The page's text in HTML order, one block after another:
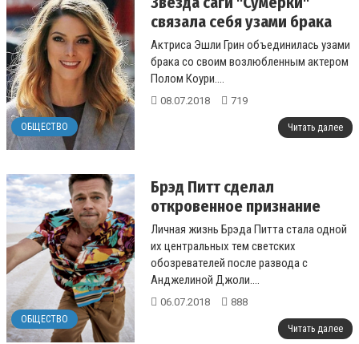
ОБЩЕСТВО
связала себя узами брака
Актриса Эшли Грин объединилась узами
брака со своим возлюбленным актером
Полом Коури....
08.07.2018 719
Читать далее
ОБЩЕСТВО
Брэд Питт сделал
откровенное признание
Личная жизнь Брэда Питта стала одной
их центральных тем светских
обозревателей после развода с
Анджелиной Джоли....
06.07.2018 888
Читать далее